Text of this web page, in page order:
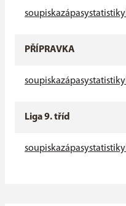
soupiskazápasystatistiky
PŘÍPRAVKA
soupiskazápasystatistiky
Liga 9. tříd
soupiskazápasystatistiky